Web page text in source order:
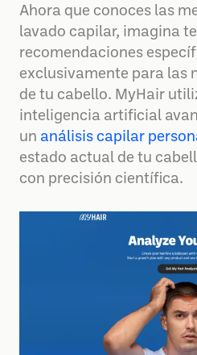
Ahora que conoces las
lavado capilar, imagina
recomendaciones
exclusivamente para las
de tu cabello. MyHair
inteligencia artificial
un análisis capilar
estado actual de tu
con precisión científica.